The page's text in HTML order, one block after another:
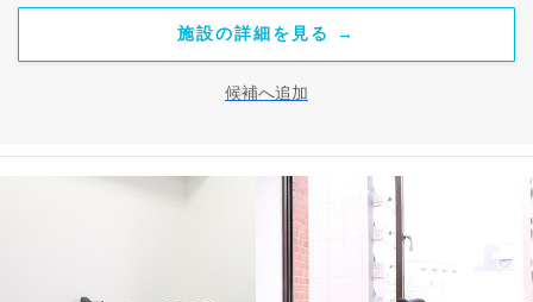
施設の詳細を見る →
候補へ追加